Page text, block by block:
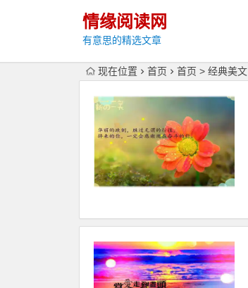
情缘阅读网
有意思的精选文章
现在位置 首页 首页 > 经典美文